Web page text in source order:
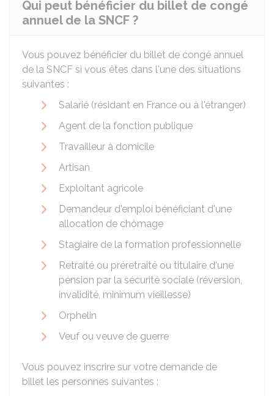
Qui peut bénéficier du billet de congé
annuel de la SNCF ?
Vous pouvez bénéficier du billet de congé annuel
de la SNCF si vous êtes dans l'une des situations
suivantes :
Salarié (résidant en France ou à l'étranger)
Agent de la fonction publique
Travailleur à domicile
Artisan
Exploitant agricole
Demandeur d'emploi bénéficiant d'une
allocation de chômage
Stagiaire de la formation professionnelle
Retraité ou préretraité ou titulaire d'une
pension par la sécurité sociale (réversion,
invalidité, minimum vieillesse)
Orphelin
Veuf ou veuve de guerre
Vous pouvez inscrire sur votre demande de
billet les personnes suivantes :